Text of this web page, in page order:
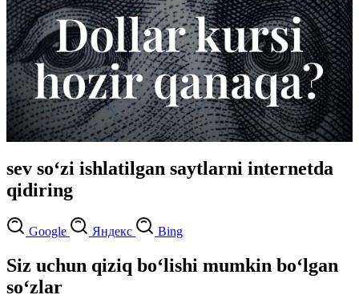
sev so‘zi ishlatilgan saytlarni internetda
qidiring
Google Яндекс Bing
Siz uchun qiziq bo‘lishi mumkin bo‘lgan
so‘zlar